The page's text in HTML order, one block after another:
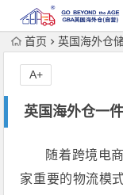
首页 英国海外仓
英国海外仓一
A+
随着跨境电
家重要的物流模